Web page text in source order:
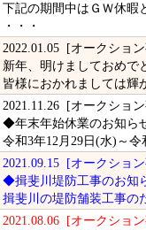
下記の期間中はＧＷ休暇
・・・
2022.01.05 [オークショ
新年、明けましておめで
皆様におかれましては輝
2021.11.26 [オークショ
◆年末年始休業のお知ら
令和3年12月29日(水)～令
2021.09.15 [オークショ
◆揖斐川堤防工事のお知
揖斐川の堤防舗装工事の
2021.08.06 [オークショ